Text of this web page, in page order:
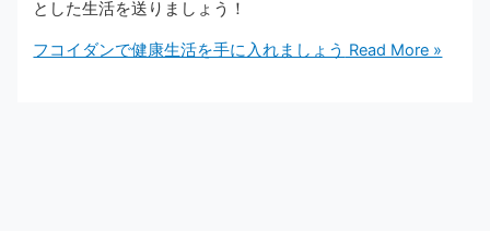
とした生活を送りましょう！
フコイダンで健康生活を手に入れましょう Read More »